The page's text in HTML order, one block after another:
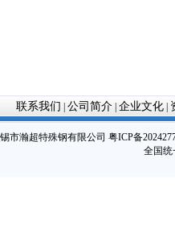
联系我们 公司简介| 企业文化|
市瀚超特殊钢有限公司 粤ICP备
全国